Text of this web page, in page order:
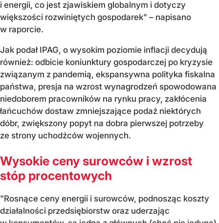
i energii, co jest zjawiskiem globalnym i dotyczy
większości rozwiniętych gospodarek" – napisano
w raporcie.
Jak podał IPAG, o wysokim poziomie inflacji decydują
również: odbicie koniunktury gospodarczej po kryzysie
związanym z pandemią, ekspansywna polityka fiskalna
państwa, presja na wzrost wynagrodzeń spowodowana
niedoborem pracowników na rynku pracy, zakłócenia
łańcuchów dostaw zmniejszające podaż niektórych
dóbr, zwiększony popyt na dobra pierwszej potrzeby
ze strony uchodźców wojennych.
Wysokie ceny surowców i wzrost
stóp procentowych
"Rosnące ceny energii i surowców, podnosząc koszty
działalności przedsiębiorstw oraz uderzając